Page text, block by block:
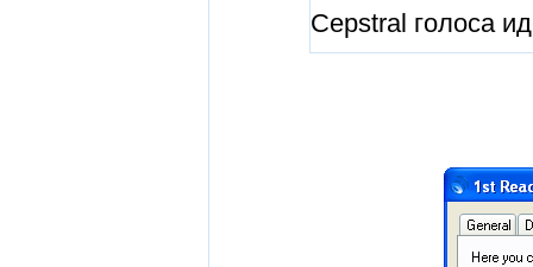
Cepstral голоса